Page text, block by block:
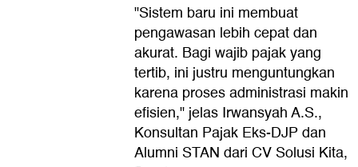
"Sistem baru ini membuat
pengawasan lebih cepat dan
akurat. Bagi wajib pajak yang
tertib, ini justru menguntungkan
karena proses administrasi makin
efisien," jelas Irwansyah A.S.,
Konsultan Pajak Eks-DJP dan
Alumni STAN dari CV Solusi Kita,